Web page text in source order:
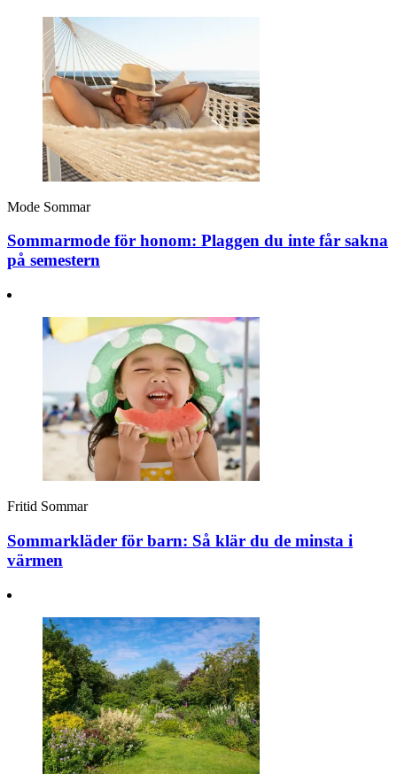
Mode Sommar
Sommarmode för honom: Plaggen du inte får sakna
på semestern
Fritid Sommar
Sommarkläder för barn: Så klär du de minsta i
värmen